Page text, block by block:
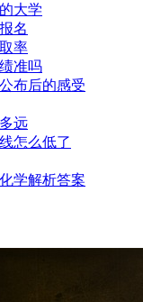
大学
名
率
准吗
布后的感受
远
怎么低了
学解析答案